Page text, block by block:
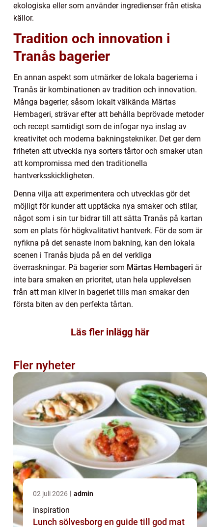
ekologiska eller som använder ingredienser från etiska
källor.
Tradition och innovation i
Tranås bagerier
En annan aspekt som utmärker de lokala bagerierna i
Tranås är kombinationen av tradition och innovation.
Många bagerier, såsom lokalt välkända Märtas
Hembageri, strävar efter att behålla beprövade metoder
och recept samtidigt som de infogar nya inslag av
kreativitet och moderna bakningstekniker. Det ger dem
friheten att utveckla nya sorters tårtor och smaker utan
att kompromissa med den traditionella
hantverksskickligheten.
Denna vilja att experimentera och utvecklas gör det
möjligt för kunder att upptäcka nya smaker och stilar,
något som i sin tur bidrar till att sätta Tranås på kartan
som en plats för högkvalitativt hantverk. För de som är
nyfikna på det senaste inom bakning, kan den lokala
scenen i Tranås bjuda på en del verkliga
överraskningar. På bagerier som Märtas Hembageri är
inte bara smaken en prioritet, utan hela upplevelsen
från att man kliver in bageriet tills man smakar den
första biten av den perfekta tårtan.
Läs fler inlägg här
Fler nyheter
02 juli 2026 admin
inspiration
Lunch sölvesborg en guide till god mat